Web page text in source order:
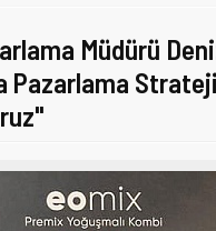
Müdürü
Pazarlama